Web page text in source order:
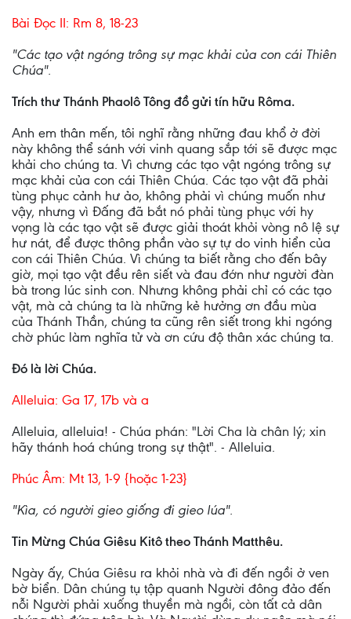
Bài Ðọc II: Rm 8, 18-23
"Các tạo vật ngóng trông sự mạc khải của con cái Thiên
Chúa".
Trích thư Thánh Phaolô Tông đồ gửi tín hữu Rôma.
Anh em thân mến, tôi nghĩ rằng những đau khổ ở đời
này không thể sánh với vinh quang sắp tới sẽ được mạc
khải cho chúng ta. Vì chưng các tạo vật ngóng trông sự
mạc khải của con cái Thiên Chúa. Các tạo vật đã phải
tùng phục cảnh hư ảo, không phải vì chúng muốn như
vậy, nhưng vì Ðấng đã bắt nó phải tùng phục với hy
vọng là các tạo vật sẽ được giải thoát khỏi vòng nô lệ sự
hư nát, để được thông phần vào sự tự do vinh hiển của
con cái Thiên Chúa. Vì chúng ta biết rằng cho đến bây
giờ, mọi tạo vật đều rên siết và đau đớn như người đàn
bà trong lúc sinh con. Nhưng không phải chỉ có các tạo
vật, mà cả chúng ta là những kẻ hưởng ơn đầu mùa
của Thánh Thần, chúng ta cũng rên siết trong khi ngóng
chờ phúc làm nghĩa tử và ơn cứu độ thân xác chúng ta.
Ðó là lời Chúa.
Alleluia: Ga 17, 17b và a
Alleluia, alleluia! - Chúa phán: "Lời Cha là chân lý; xin
hãy thánh hoá chúng trong sự thật". - Alleluia.
Phúc Âm: Mt 13, 1-9 {hoặc 1-23}
"Kìa, có người gieo giống đi gieo lúa".
Tin Mừng Chúa Giêsu Kitô theo Thánh Matthêu.
Ngày ấy, Chúa Giêsu ra khỏi nhà và đi đến ngồi ở ven
bờ biển. Dân chúng tụ tập quanh Người đông đảo đến
nỗi Người phải xuống thuyền mà ngồi, còn tất cả dân